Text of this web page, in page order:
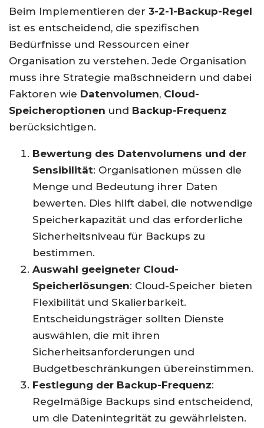
Beim Implementieren der 3-2-1-Backup-Regel
ist es entscheidend, die spezifischen
Bedürfnisse und Ressourcen einer
Organisation zu verstehen. Jede Organisation
muss ihre Strategie maßschneidern und dabei
Faktoren wie Datenvolumen, Cloud-
Speicheroptionen und Backup-Frequenz
berücksichtigen.
Bewertung des Datenvolumens und der
Sensibilität: Organisationen müssen die
Menge und Bedeutung ihrer Daten
bewerten. Dies hilft dabei, die notwendige
Speicherkapazität und das erforderliche
Sicherheitsniveau für Backups zu
bestimmen.
Auswahl geeigneter Cloud-
Speicherlösungen: Cloud-Speicher bieten
Flexibilität und Skalierbarkeit.
Entscheidungsträger sollten Dienste
auswählen, die mit ihren
Sicherheitsanforderungen und
Budgetbeschränkungen übereinstimmen.
Festlegung der Backup-Frequenz:
Regelmäßige Backups sind entscheidend,
um die Datenintegrität zu gewährleisten.